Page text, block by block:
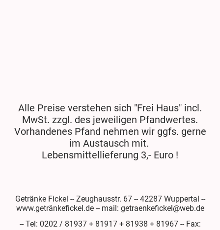
Alle Preise verstehen sich "Frei Haus" incl.
MwSt. zzgl. des jeweiligen Pfandwertes.
Vorhandenes Pfand nehmen wir ggfs. gerne
im Austausch mit.
Lebensmittellieferung 3,- Euro !
Getränke Fickel -- Zeughausstr. 67 -- 42287 Wuppertal --
www.getränkefickel.de -- mail: getraenkefickel@web.de
-- Tel: 0202 / 81937 + 81917 + 81938 + 81967 -- Fax: